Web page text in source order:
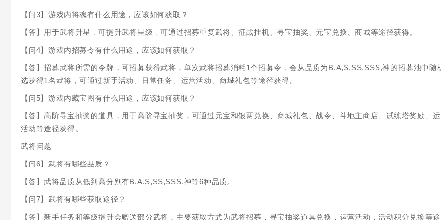
【问3】游戏内将魂有什么用途，应该如何获取？
【答】用于武将升星，可提升武将星级，可通过招募重复武将、征战挂机、寻宝抽奖、元宝兑换、商城等途径获得。
【问4】游戏内招募令有什么用途，应该如何获取？
【答】招募武将所需的令牌，可招募获得武将，单次武将招募消耗1个招募令，会从品质为B,A,S,SS,SSS,神的招募池中随
选获得1名武将，可通过新手活动、日常任务、运营活动、商城礼包等途径获得。
【问5】游戏内藏宝图有什么用途，应该如何获取？
【答】高阶寻宝抽奖的道具，用于高阶寻宝抽奖，可通过元宝和银两兑换、商城礼包、战令、斗地主商店、试练塔奖励、
活动等途径获得。
武将问题
【问6】武将有哪些品质？
【答】武将品质从低到高分别有B,A,S,SS,SSS,神等6种品质。
【问7】武将有哪些获取途径？
【答】新手任务和等级提升会赠送部分武将，主要获取方式为武将招募，寻宝抽奖道具兑换，运营活动，活动积分兑换等途